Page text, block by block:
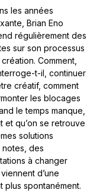
les années
Brian Eno
régulièrement des
sur son processus
Comment,
t-il, continuer
créatif, comment
les blocages
le temps manque,
et qu’on se retrouve
solutions
notes, des
à changer
d’une
plus spontanément.